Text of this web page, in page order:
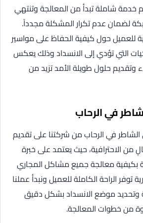
خدمة شاملة تبدأ من المعالجة وتنتهي
لضمان عدم تكرار المشكلة مجدداً.
للعميل حول كيفية الحفاظ على مواسير
التي تؤدي إلى الانسداد وذلك يعكس
وتقديم حلول طويلة الأمد تزيد من
في الرحاب
في الرحاب من شركتنا على تقديم
الاحترافية، حيث يعتمد على خبرة
بكيفية معالجة جميع مشاكل المجاري
توفر الراحة الكاملة للعميل ونبدأ عملنا
موضع الانسداد بشكل دقيق
من خطوات المعالجة.